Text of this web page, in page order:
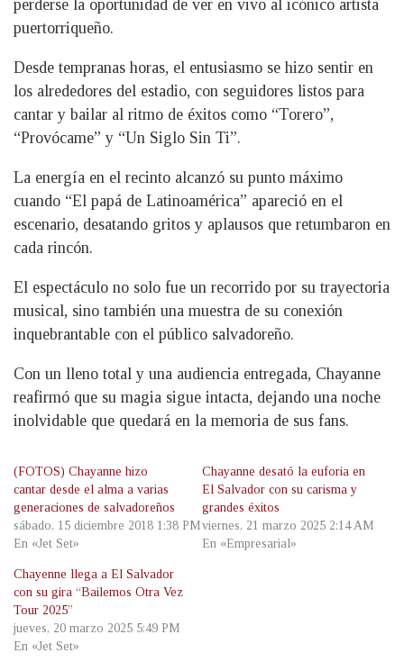
perderse la oportunidad de ver en vivo al icónico artista
puertorriqueño.
Desde tempranas horas, el entusiasmo se hizo sentir en
los alrededores del estadio, con seguidores listos para
cantar y bailar al ritmo de éxitos como “Torero”,
“Provócame” y “Un Siglo Sin Ti”.
La energía en el recinto alcanzó su punto máximo
cuando “El papá de Latinoamérica” apareció en el
escenario, desatando gritos y aplausos que retumbaron en
cada rincón.
El espectáculo no solo fue un recorrido por su trayectoria
musical, sino también una muestra de su conexión
inquebrantable con el público salvadoreño.
Con un lleno total y una audiencia entregada, Chayanne
reafirmó que su magia sigue intacta, dejando una noche
inolvidable que quedará en la memoria de sus fans.
(FOTOS) Chayanne hizo
cantar desde el alma a varias
generaciones de salvadoreños
sábado, 15 diciembre 2018 1:38 PM
En «Jet Set»
Chayanne desató la euforia en
El Salvador con su carisma y
grandes éxitos
viernes, 21 marzo 2025 2:14 AM
En «Empresarial»
Chayenne llega a El Salvador
con su gira “Bailemos Otra Vez
Tour 2025”
jueves, 20 marzo 2025 5:49 PM
En «Jet Set»